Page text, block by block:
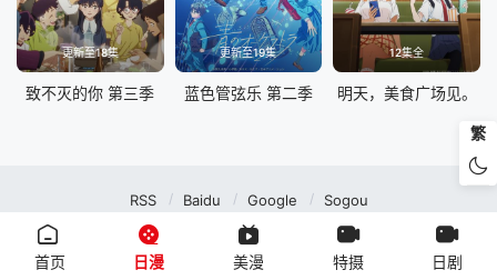
更新至18集
致不灭的你 第三季
更新至19集
蓝色管弦乐 第二季
12集全
明天，美食广场见。
繁
RSS Baidu Google Sogou
MuteFun动漫网站-无声乐趣-(゜-゜)つロ 干杯~MuteFun动漫网站所有内容均来
自互联网分享站点所提供的公开引用资源，未提供资源上传、存储服务。
首页 日漫 美漫 特摄 日剧